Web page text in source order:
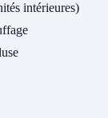
intérieures)